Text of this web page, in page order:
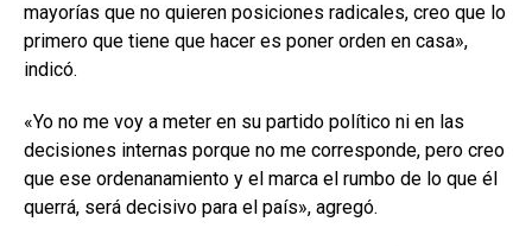
mayorías que no quieren posiciones radicales, creo que lo
primero que tiene que hacer es poner orden en casa»,
indicó.
«Yo no me voy a meter en su partido político ni en las
decisiones internas porque no me corresponde, pero creo
que ese ordenanamiento y el marca el rumbo de lo que él
querrá, será decisivo para el país», agregó.